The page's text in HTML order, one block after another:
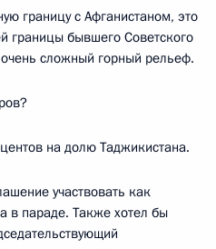
границу с Афганистаном, это
границы бывшего Советского
сложный горный рельеф.
на долю Таджикистана.
участвовать как
в параде. Также хотел бы